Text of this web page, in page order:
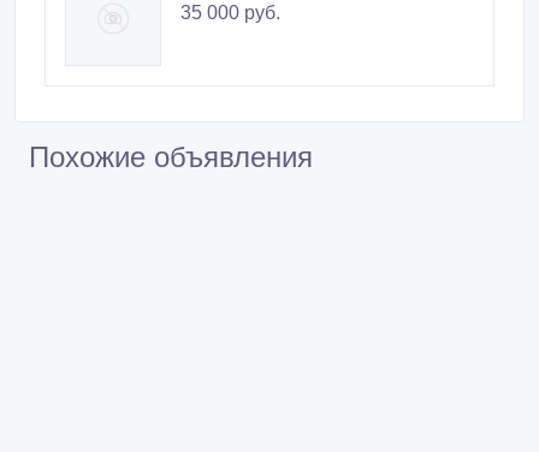
35 000 руб.
Похожие объявления